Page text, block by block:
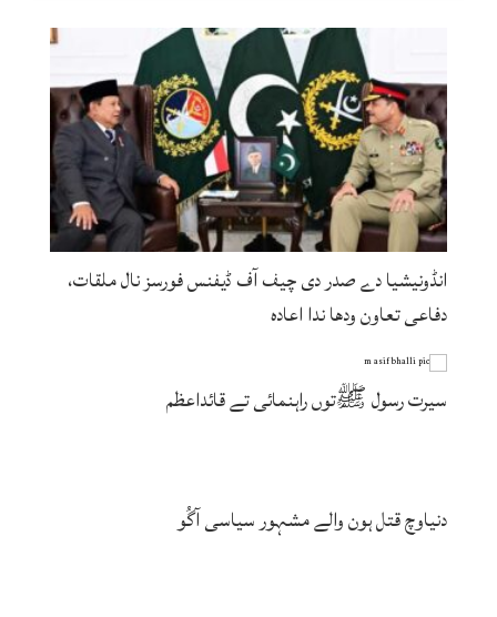
انڈونیشیا دے صدر دی چیف آف ڈیفنس فورسز نال ملقات،
دفاعی تعاون ودھا ندا اعادہ
سیرت رسول ﷺتوں راہنمائی تے قائداعظم
دنیاوچ قتل ہون والے مشہور سیاسی آگُو